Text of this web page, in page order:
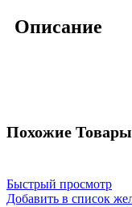
Описание
Похожие Товары
Быстрый просмотр
Добавить в список